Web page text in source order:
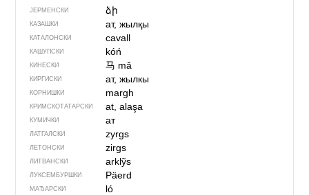
ЈЕРМЕНСКИ ձի
КАЗАШКИ ат, жылқы
КАТАЛОНСКИ cavall
КАШУПСКИ kóń
КИНЕСКИ 马 mǎ
КИРГИСКИ ат, жылкы
КОРНИШКИ margh
КРИМСКОТАТАРСКИ at, alaşa
КУМИЧКИ ат
ЛАТГАЛСКИ zyrgs
ЛЕТОНСКИ zirgs
ЛИТВАНСКИ arklỹs
ЛУКСЕМБУРШКИ Päerd
МАЂАРСКИ ló